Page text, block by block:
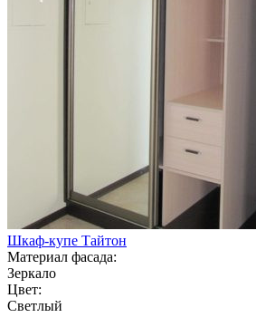
Шкаф-купе Тайтон
Материал фасада:
Зеркало
Цвет:
Светлый